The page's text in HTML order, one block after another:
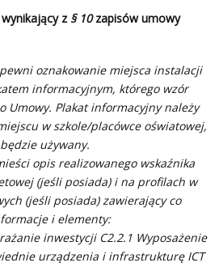
z § 10zapisów umowy
oznakowanie miejsca instalacji
informacyjnym, którego wzór
Umowy. Plakat informacyjny należy
w szkole/placówce oświatowej,
używany.
opis realizowanego wskaźnika
(jeśli posiada) i na profilach w
(jeśli posiada) zawierający co
i elementy:
inwestycji C2.2.1 Wyposażenie
urządzenia i infrastrukturę ICT